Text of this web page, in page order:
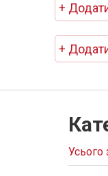
+
+
Усього